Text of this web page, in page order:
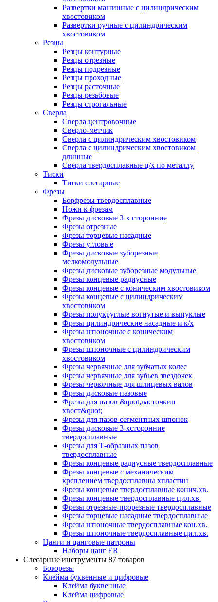
Развертки машинные с цилиндрическим
хвостовиком
Развертки ручные с цилиндрическим
хвостовиком
Резцы
Резцы контурные
Резцы отрезные
Резцы подрезные
Резцы проходные
Резцы расточные
Резцы резьбовые
Резцы строгальные
Сверла
Сверла центровочные
Сверло-метчик
Сверла с цилиндрическим хвостовиком
Сверла с цилиндрическим хвостовиком
длинные
Сверла твердосплавные ц/х по металлу
Тиски
Тиски слесарные
Фрезы
Борфрезы твердосплавные
Ножи к фрезам
Фрезы дисковые 3-х сторонние
Фрезы отрезные
Фрезы торцевые насадные
Фрезы угловые
Фрезы дисковые зуборезные
мелкомодульные
Фрезы дисковые зуборезные модульные
Фрезы концевые радиусные
Фрезы концевые с коническим хвостовиком
Фрезы концевые с цилиндрическим
хвостовиком
Фрезы полукруглые вогнутые и выпуклые
Фрезы цилиндрические насадные и к/х
Фрезы шпоночные с коническим
хвостовиком
Фрезы шпоночные с цилиндрическим
хвостовиком
Фрезы червячные для зубчатых колес
Фрезы червячные для зубьев звездочек
Фрезы червячные для шлицевых валов
Фрезы дисковые пазовые
Фрезы для пазов &quot;ласточкин
хвост&quot;
Фрезы для пазов сегментных шпонок
Фрезы дисковые 3-хсторонние
твердосплавные
Фрезы для Т-образных пазов
твердосплавные
Фрезы концевые радиусные твердосплавные
Фрезы концевые с механическим
креплением твердосплавны хпластин
Фрезы концевые твердосплавные конич.хв.
Фрезы концевые твердосплавные цил.хв.
Фрезы отрезные-прорезные твердосплавные
Фрезы торцевые насадные твердосплавные
Фрезы шпоночные твердосплавные кон.хв.
Фрезы шпоночные твердосплавные цил.хв.
Цанги и цанговые патроны
Наборы цанг ER
Слесарные инструменты 87 товаров
Бокорезы
Клейма буквенные и цифровые
Клейма буквенные
Клейма цифровые